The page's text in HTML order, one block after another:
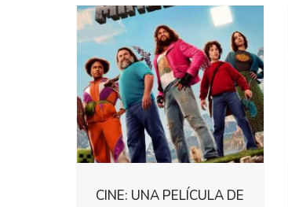
CINE: UNA PELÍCULA DE